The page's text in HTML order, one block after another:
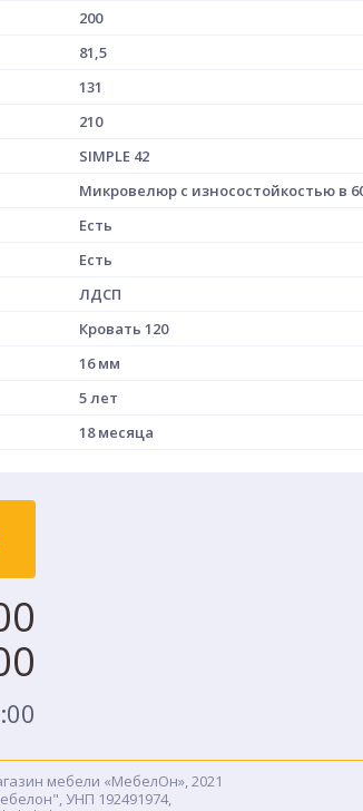
200
81,5
131
210
SIMPLE 42
Микровелюр с износостойкостью в
Есть
Есть
ЛДСП
Кровать 120
16 мм
5 лет
18 месяца
мебели «МебелОн», 2021
УНП 192491974,